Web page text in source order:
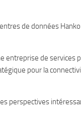
de données
entreprise de services
pour la
perspectives